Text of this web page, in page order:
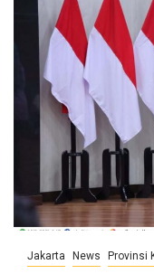
Jakarta News Provinsi